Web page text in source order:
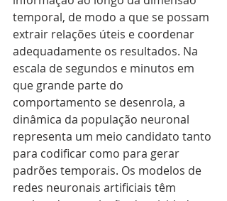
temporal, de modo a que se possam
extrair relações úteis e coordenar
adequadamente os resultados. Na
escala de segundos e minutos em
que grande parte do
comportamento se desenrola, a
dinâmica da população neuronal
representa um meio candidato tanto
para codificar como para gerar
padrões temporais. Os modelos de
redes neuronais artificiais têm